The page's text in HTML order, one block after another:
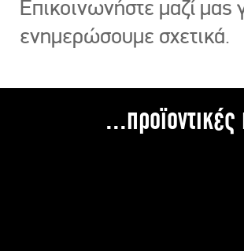
Επικοινωνήστε μαζί μας
ενημερώσουμε σχετικά.